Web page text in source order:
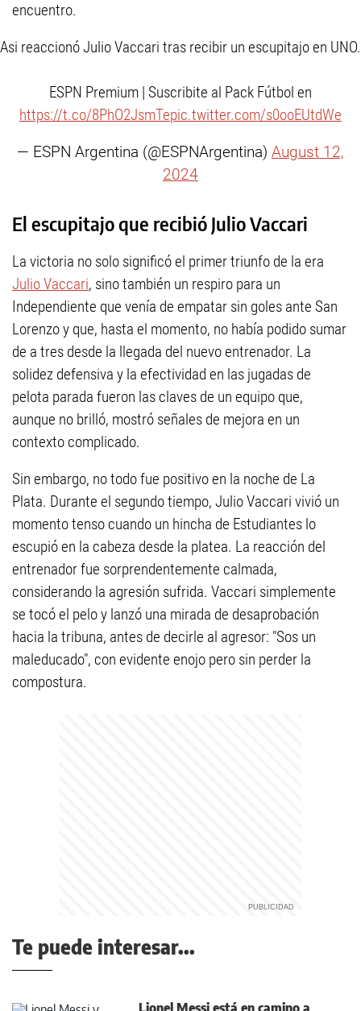
encuentro.
Asi reaccionó Julio Vaccari tras recibir un escupitajo en UNO.
ESPN Premium | Suscribite al Pack Fútbol en
https://t.co/8PhO2JsmTepic.twitter.com/s0ooEUtdWe
— ESPN Argentina (@ESPNArgentina) August 12,
2024
El escupitajo que recibió Julio Vaccari
La victoria no solo significó el primer triunfo de la era
Julio Vaccari, sino también un respiro para un
Independiente que venía de empatar sin goles ante San
Lorenzo y que, hasta el momento, no había podido sumar
de a tres desde la llegada del nuevo entrenador. La
solidez defensiva y la efectividad en las jugadas de
pelota parada fueron las claves de un equipo que,
aunque no brilló, mostró señales de mejora en un
contexto complicado.
Sin embargo, no todo fue positivo en la noche de La
Plata. Durante el segundo tiempo, Julio Vaccari vivió un
momento tenso cuando un hincha de Estudiantes lo
escupió en la cabeza desde la platea. La reacción del
entrenador fue sorprendentemente calmada,
considerando la agresión sufrida. Vaccari simplemente
se tocó el pelo y lanzó una mirada de desaprobación
hacia la tribuna, antes de decirle al agresor: "Sos un
maleducado", con evidente enojo pero sin perder la
compostura.
Te puede interesar...